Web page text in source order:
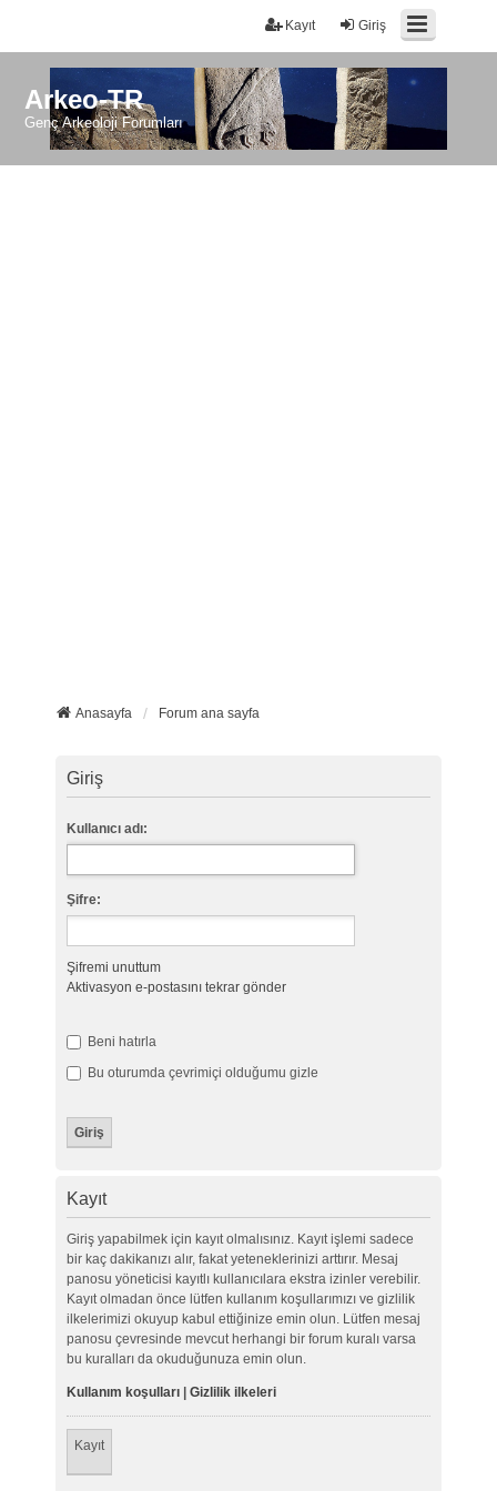
Giriş
Kayıt
Arkeo-TR
Genç Arkeoloji Forumları
Anasayfa Forum ana sayfa
Giriş
Kullanıcı adı:
Şifre:
Şifremi unuttum
Aktivasyon e-postasını tekrar gönder
Beni hatırla
Bu oturumda çevrimiçi olduğumu gizle
Kayıt
Giriş yapabilmek için kayıt olmalısınız. Kayıt işlemi sadece
bir kaç dakikanızı alır, fakat yeteneklerinizi arttırır. Mesaj
panosu yöneticisi kayıtlı kullanıcılara ekstra izinler verebilir.
Kayıt olmadan önce lütfen kullanım koşullarımızı ve gizlilik
ilkelerimizi okuyup kabul ettiğinize emin olun. Lütfen mesaj
panosu çevresinde mevcut herhangi bir forum kuralı varsa
bu kuralları da okuduğunuza emin olun.
Kullanım koşulları| Gizlilik ilkeleri
Kayıt